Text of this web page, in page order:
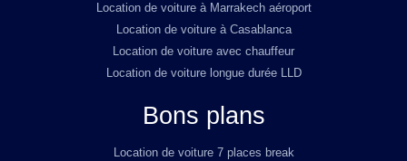
Location de voiture à Marrakech aéroport
Location de voiture à Casablanca
Location de voiture avec chauffeur
Location de voiture longue durée LLD
Bons plans
Location de voiture 7 places break